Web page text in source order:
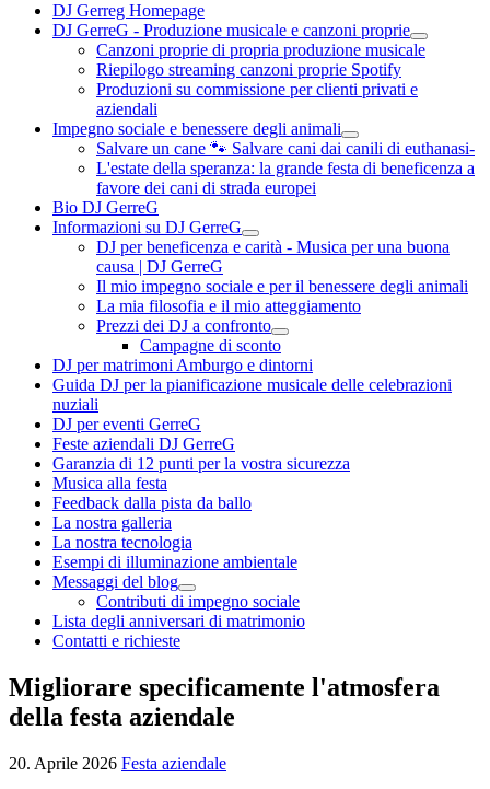
DJ Gerreg Homepage
DJ GerreG - Produzione musicale e canzoni proprie
Canzoni proprie di propria produzione musicale
Riepilogo streaming canzoni proprie Spotify
Produzioni su commissione per clienti privati e
aziendali
Impegno sociale e benessere degli animali
Salvare un cane 🐾 Salvare cani dai canili di euthanasi-
L'estate della speranza: la grande festa di beneficenza a
favore dei cani di strada europei
Bio DJ GerreG
Informazioni su DJ GerreG
DJ per beneficenza e carità - Musica per una buona
causa | DJ GerreG
Il mio impegno sociale e per il benessere degli animali
La mia filosofia e il mio atteggiamento
Prezzi dei DJ a confronto
Campagne di sconto
DJ per matrimoni Amburgo e dintorni
Guida DJ per la pianificazione musicale delle celebrazioni
nuziali
DJ per eventi GerreG
Feste aziendali DJ GerreG
Garanzia di 12 punti per la vostra sicurezza
Musica alla festa
Feedback dalla pista da ballo
La nostra galleria
La nostra tecnologia
Esempi di illuminazione ambientale
Messaggi del blog
Contributi di impegno sociale
Lista degli anniversari di matrimonio
Contatti e richieste
Migliorare specificamente l'atmosfera
della festa aziendale
20. Aprile 2026 Festa aziendale